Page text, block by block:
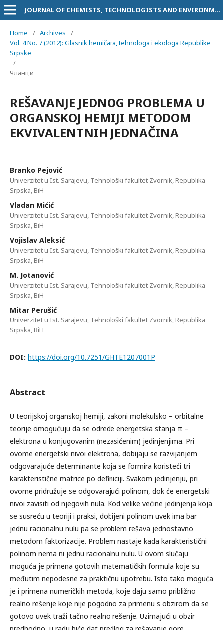
JOURNAL OF CHEMISTS, TECHNOLOGISTS AND ENVIRONMENTALISTS
Home / Archives
/
Vol. 4 No. 7 (2012): Glasnik hemičara, tehnologa i ekologa Republike
Srpske
/
Чланци
REŠAVANJE JEDNOG PROBLEMA U
ORGANSKOJ HEMIJI METODOM
EKVIVALENTNIH JEDNAČINA
Branko Pejović
Univerzitet u Ist. Sarajevu, Tehnološki fakultet Zvornik, Republika
Srpska, BiH
Vladan Mićić
Univerzitet u Ist. Sarajevu, Tehnološki fakultet Zvornik, Republika
Srpska, BiH
Vojislav Aleksić
Univerzitet u Ist. Sarajevu, Tehnološki fakultet Zvornik, Republika
Srpska, BiH
M. Jotanović
Univerzitet u Ist. Sarajevu, Tehnološki fakultet Zvornik, Republika
Srpska, BiH
Mitar Perušić
Univerzitet u Ist. Sarajevu, Tehnološki fakultet Zvornik, Republika
Srpska, BiH
DOI: https://doi.org/10.7251/GHTE1207001P
Abstract
U teorijskoj organskoj hemiji, zakoni molekulsko – orbitalne
teorije omogućuju da se odrede energetska stanja π –
elektrona u konjugovanim (nezasićenim) jedinjenjima. Pri
ovome energetski nivoi elektrona, dobijaju se razvijanjem
odgovarajuće determinante koja se formira koristeći tri
karakteristične matrice po definiciji. Svakom jedinjenju, pri
ovome pridružuje se odgovarajući polinom, dok će energetski
nivoi zavisiti od njegovih nula. Kod velike većine jedinjenja koja
se susreću u teoriji i praksi, dobijeni polinom uvek ima bar
jednu racionalnu nulu pa se problem rešava jednostavno
metodom faktorizacije. Problem nastaje kada karakteristični
polinom nema ni jednu racionalnu nulu. U ovom slučaju
moguća je primena gotovih matematičkih formula koje su
međutim nepodesne za praktičnu upotrebu. Isto tako moguća
je i primena numeričkih metoda, koje daju samo približno
realno rešenje koje nije pogodno za primenu s obzirom da se
gotovo uvek traži tačno realno rešenje. Uzimajući u obzir